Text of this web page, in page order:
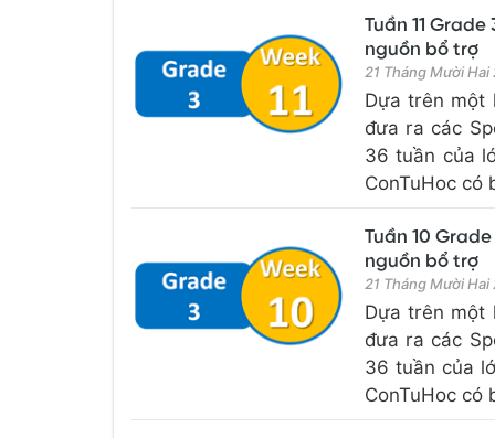
Tuần 11
nguồn bổ trợ
21 Tháng Mười Hai
Dựa trên một
đưa ra các
36 tuần của
ConTuHoc có
Tuần 10
nguồn bổ trợ
21 Tháng Mười Hai
Dựa trên một
đưa ra các
36 tuần của
ConTuHoc có